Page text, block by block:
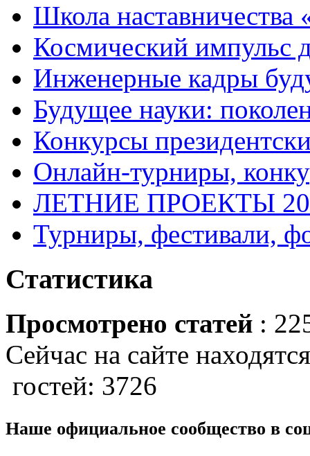
Школа
Космический импульс
Инженерные кадры
Будущее науки:
Конкурсы
Онлайн-турниры,
ЛЕТНИЕ ПРОЕКТЫ
Турниры, фестивали,
Статистика
Просмотрено статей :
Сейчас на сайте
гостей: 3726
Наше официальное сообщество в